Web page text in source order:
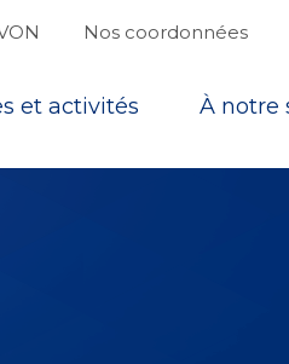
Nos coordonnées
et activités À notre